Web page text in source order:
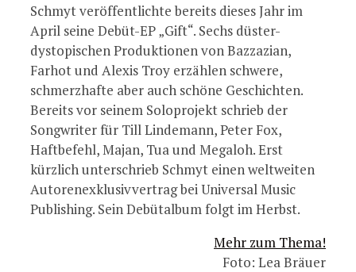
Schmyt veröffentlichte bereits dieses Jahr im
April seine Debüt-EP „Gift“. Sechs düster-
dystopischen Produktionen von Bazzazian,
Farhot und Alexis Troy erzählen schwere,
schmerzhafte aber auch schöne Geschichten.
Bereits vor seinem Soloprojekt schrieb der
Songwriter für Till Lindemann, Peter Fox,
Haftbefehl, Majan, Tua und Megaloh. Erst
kürzlich unterschrieb Schmyt einen weltweiten
Autorenexklusivvertrag bei Universal Music
Publishing. Sein Debütalbum folgt im Herbst.
Mehr zum Thema!
Foto: Lea Bräuer